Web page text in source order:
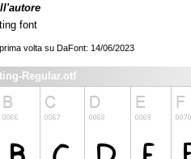
font
volta su DaFont: 14/06/2023
Regular.otf